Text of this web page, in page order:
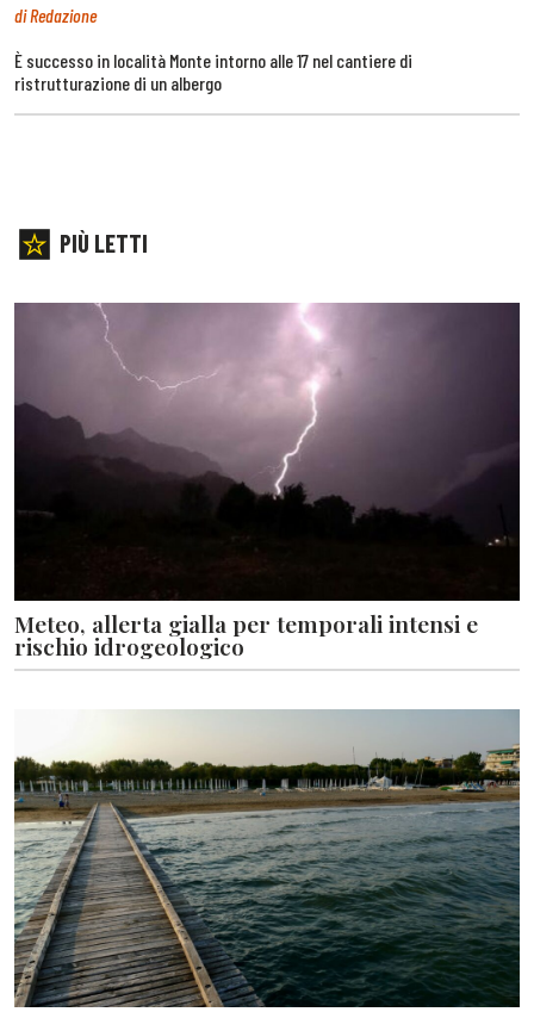
di Redazione
È successo in località Monte intorno alle 17 nel cantiere di
ristrutturazione di un albergo
PIÙ LETTI
Meteo, allerta gialla per temporali intensi e
rischio idrogeologico